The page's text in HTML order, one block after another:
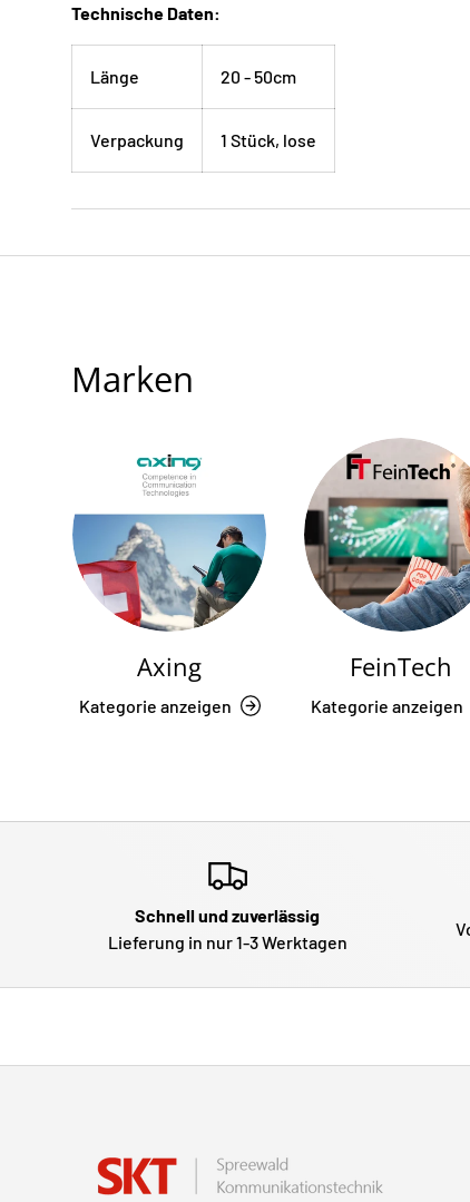
Technische Daten:
Länge 20 - 50cm
Verpackung 1 Stück, lose
Marken
Axing
Kategorie anzeigen
FeinTech
Kategorie anzeigen
Schnell und zuverlässig
Lieferung in nur 1-3 Werktagen